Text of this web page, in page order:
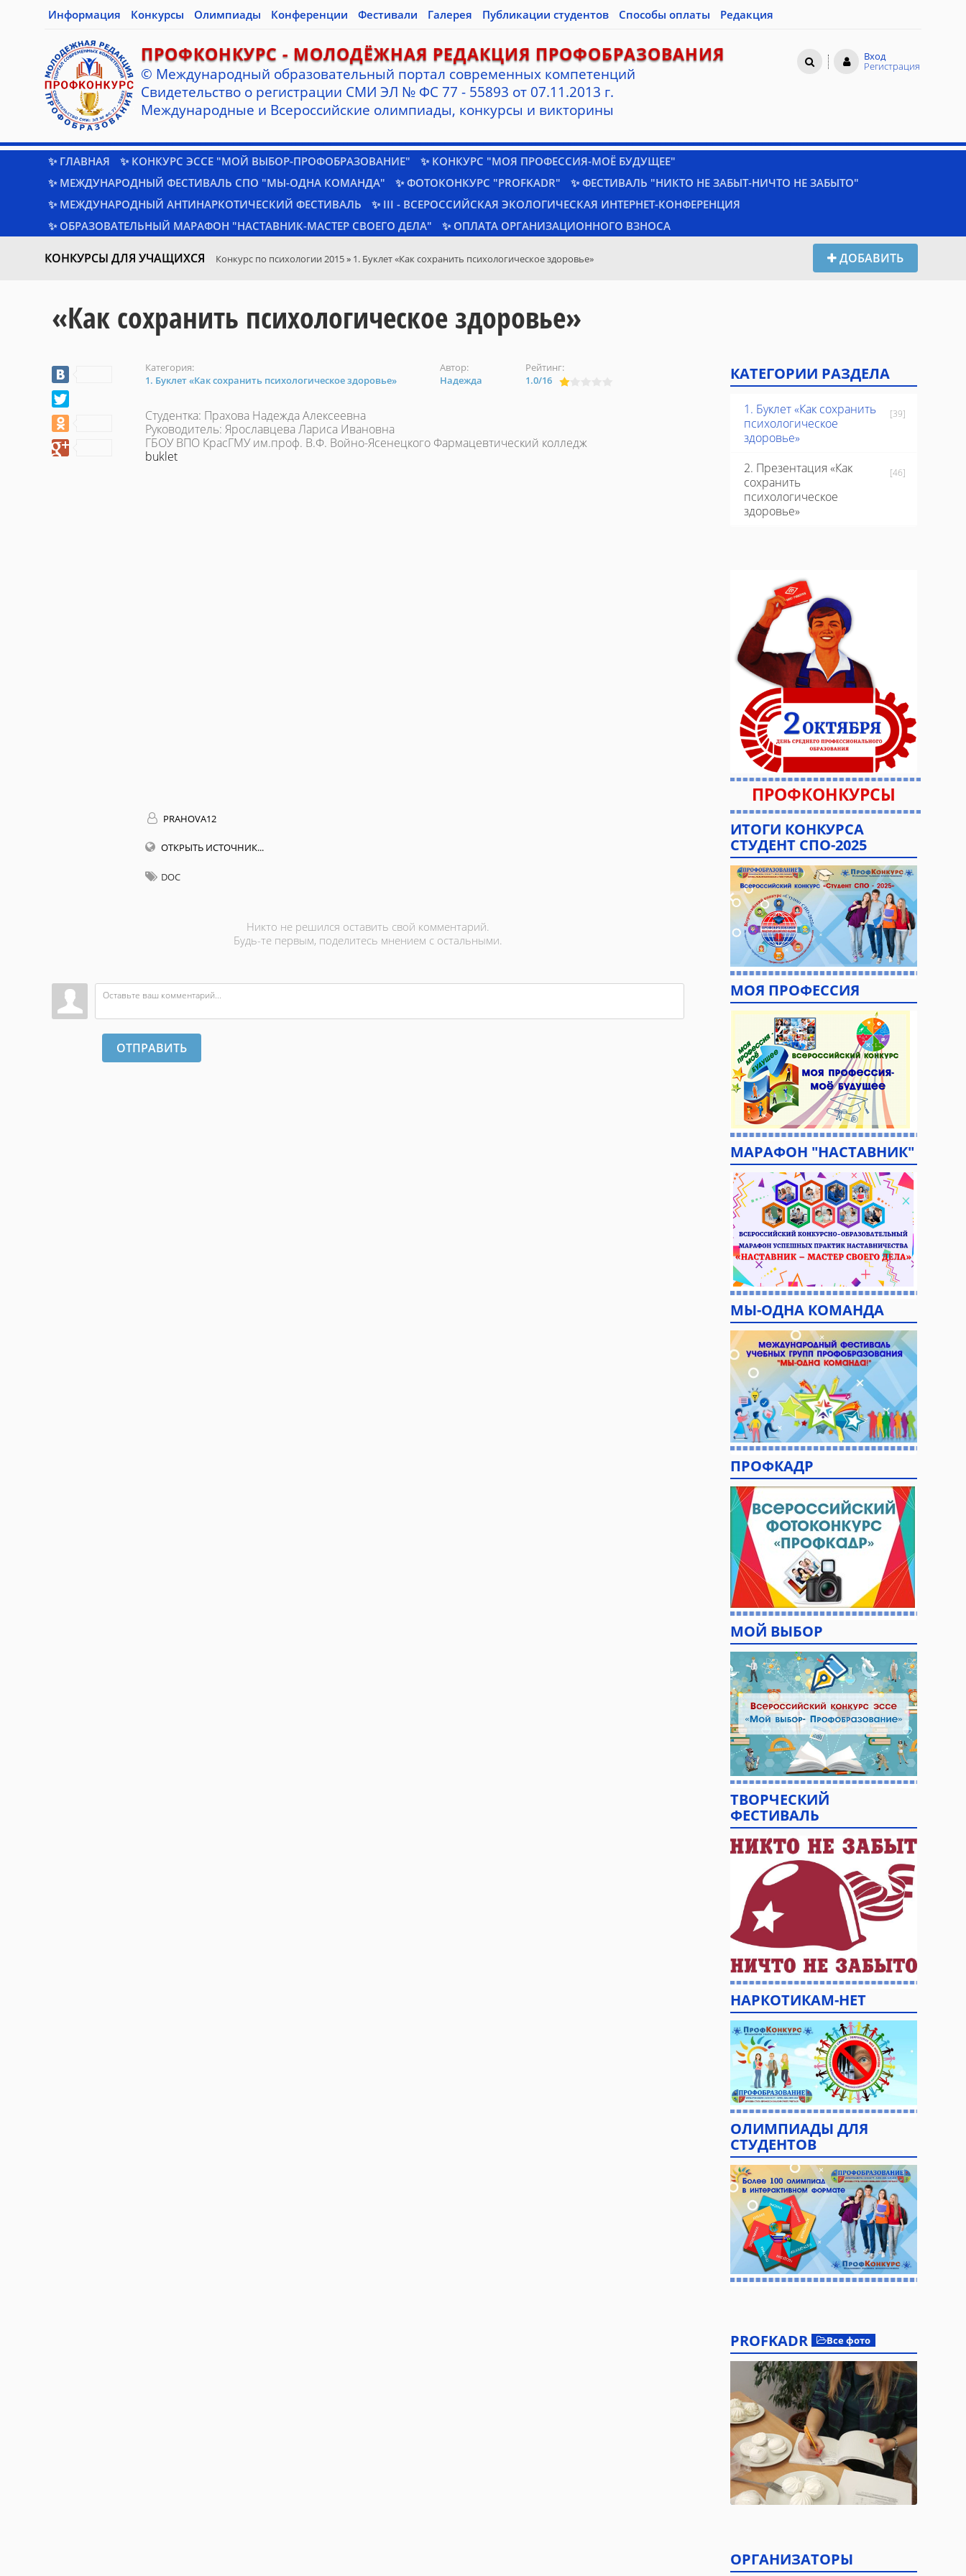
Информация Конкурсы Олимпиады Конференции Фестивали Галерея Публикации студентов Способы оплаты Редакция
ПРОФКОНКУРС - МОЛОДЁЖНАЯ РЕДАКЦИЯ ПРОФОБРАЗОВАНИЯ
© Международный образовательный портал современных компетенций
Cвидетельство о регистрации СМИ ЭЛ № ФС 77 - 55893 от 07.11.2013 г.
Международные и Всероссийские олимпиады, конкурсы и викторины
Вход
Регистрация
✨ ГЛАВНАЯ ✨ КОНКУРС ЭССЕ "МОЙ ВЫБОР-ПРОФОБРАЗОВАНИЕ"
✨ КОНКУРС "МОЯ ПРОФЕССИЯ-МОЁ БУДУЩЕЕ"
✨ МЕЖДУНАРОДНЫЙ ФЕСТИВАЛЬ СПО "МЫ-ОДНА КОМАНДА"
✨ ФОТОКОНКУРС "PROFKADR"
✨ ФЕСТИВАЛЬ "НИКТО НЕ ЗАБЫТ-НИЧТО НЕ ЗАБЫТО"
✨ МЕЖДУНАРОДНЫЙ АНТИНАРКОТИЧЕСКИЙ ФЕСТИВАЛЬ
✨ III - ВСЕРОССИЙСКАЯ ЭКОЛОГИЧЕСКАЯ ИНТЕРНЕТ-КОНФЕРЕНЦИЯ
✨ ОБРАЗОВАТЕЛЬНЫЙ МАРАФОН "НАСТАВНИК-МАСТЕР СВОЕГО ДЕЛА"
✨ ОПЛАТА ОРГАНИЗАЦИОННОГО ВЗНОСА
КОНКУРСЫ ДЛЯ УЧАЩИХСЯ Конкурс по психологии 2015» 1. Буклет «Как сохранить психологическое здоровье» ДОБАВИТЬ
«Как сохранить психологическое здоровье»
Категория:
1. Буклет «Как сохранить психологическое здоровье»
Автор:
Надежда
Рейтинг:
1.0/16
Студентка: Прахова Надежда Алексеевна
Руководитель: Ярославцева Лариса Ивановна
ГБОУ ВПО КрасГМУ им.проф. В.Ф. Войно-Ясенецкого Фармацевтический колледж
buklet
PRAHOVA12
ОТКРЫТЬ ИСТОЧНИК...
DOC
Никто не решился оставить свой комментарий.
Будь-те первым, поделитесь мнением с остальными.
ОТПРАВИТЬ
КАТЕГОРИИ РАЗДЕЛА
1. Буклет «Как сохранить
психологическое
здоровье»
[39]
2. Презентация «Как
сохранить
психологическое
здоровье»
[46]
ПРОФКОНКУРСЫ
ИТОГИ КОНКУРСА
СТУДЕНТ СПО-2025
МОЯ ПРОФЕССИЯ
МАРАФОН "НАСТАВНИК"
МЫ-ОДНА КОМАНДА
ПРОФКАДР
МОЙ ВЫБОР
ТВОРЧЕСКИЙ
ФЕСТИВАЛЬ
НАРКОТИКАМ-НЕТ
ОЛИМПИАДЫ ДЛЯ
СТУДЕНТОВ
PROFKADR Все фото
ОРГАНИЗАТОРЫ